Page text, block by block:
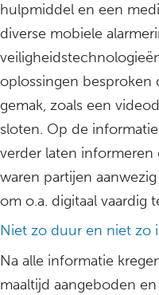
hulpmiddel en een
diverse mobiele
oplossingen besproken
gemak, zoals een
sloten. Op de
verder laten
waren partijen
om o.a. digitaal vaardig
Niet zo duur en niet zo
Na alle informatie
maaltijd aangeboden